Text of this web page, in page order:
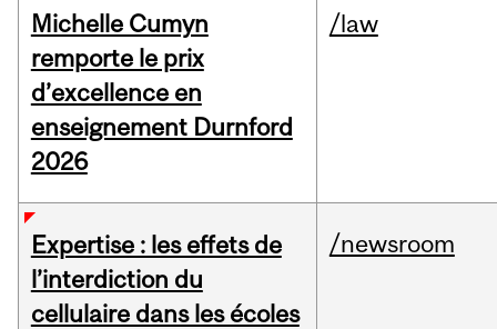
Michelle Cumyn
remporte le prix
d’excellence en
enseignement Durnford
2026
/law
Expertise : les effets de
l’interdiction du
cellulaire dans les écoles
/newsroom